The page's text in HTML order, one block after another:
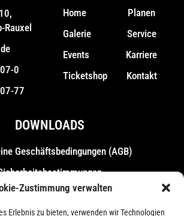
Zustimmung verwalten
Erlebnis zu bieten, verwenden wir Technologien
Rauxel
0
77
Home
Galerie
Events
Ticketshop
Planen
Service
Karriere
Kontakt
DOWNLOADS
Geschäfts­bedingungen (AGB)
Messebestimmungen